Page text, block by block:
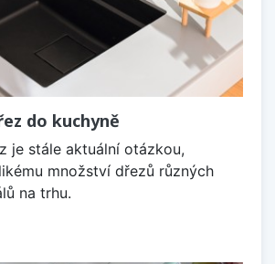
do kuchyně
je stále aktuální otázkou,
množství dřezů různých
na trhu.